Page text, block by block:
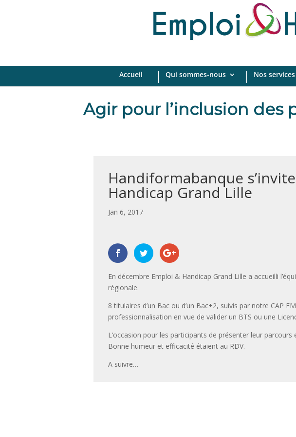
Accueil Qui sommes-nous Nos services
Agir pour l’inclusion des
Handiformabanque
Handicap Grand Lille
par |
Jan 6, 2017
En décembre Emploi & Handicap Grand Lille a accueilli
régionale.
8 titulaires d’un Bac ou d’un Bac+2, suivis par notre CAP
professionnalisation en vue de valider un BTS ou une
L’occasion pour les participants de présenter leur
Bonne humeur et efficacité étaient au RDV.
A suivre…